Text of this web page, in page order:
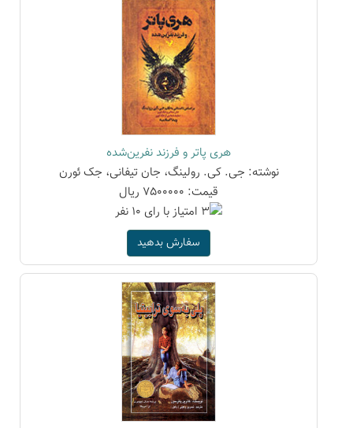
هری پاتر و فرزند نفرین‌شده
نوشته: جی. کی. رولینگ، جان تیفانی، جک ئورن
قیمت: 7500000 ریال
سفارش بدهید